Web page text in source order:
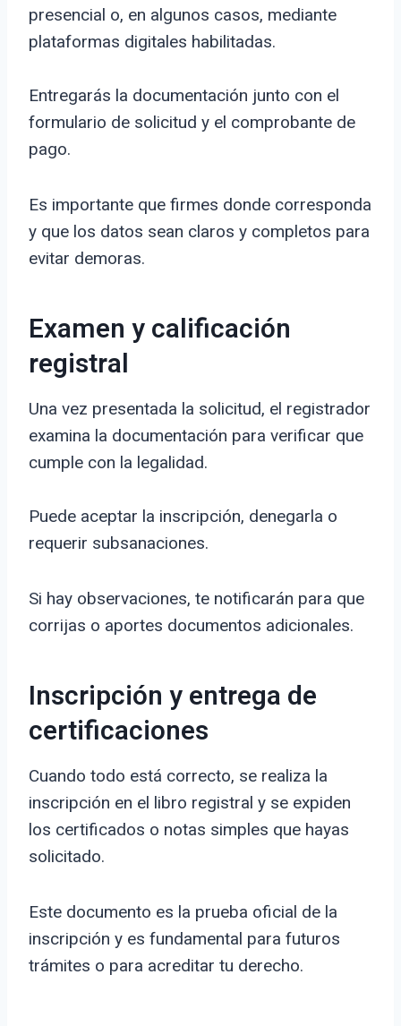
presencial o, en algunos casos, mediante
plataformas digitales habilitadas.
Entregarás la documentación junto con el
formulario de solicitud y el comprobante de
pago.
Es importante que firmes donde corresponda
y que los datos sean claros y completos para
evitar demoras.
Examen y calificación
registral
Una vez presentada la solicitud, el registrador
examina la documentación para verificar que
cumple con la legalidad.
Puede aceptar la inscripción, denegarla o
requerir subsanaciones.
Si hay observaciones, te notificarán para que
corrijas o aportes documentos adicionales.
Inscripción y entrega de
certificaciones
Cuando todo está correcto, se realiza la
inscripción en el libro registral y se expiden
los certificados o notas simples que hayas
solicitado.
Este documento es la prueba oficial de la
inscripción y es fundamental para futuros
trámites o para acreditar tu derecho.